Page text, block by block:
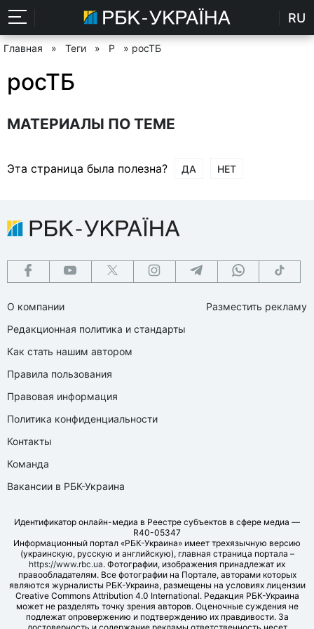
RU
Главная » Теги » Р » росТБ
росТБ
МАТЕРИАЛЫ ПО ТЕМЕ
Эта страница была полезна? ДА НЕТ
О компании
Редакционная политика и стандарты
Как стать нашим автором
Правила пользования
Правовая информация
Политика конфиденциальности
Контакты
Команда
Вакансии в РБК-Украина
Разместить рекламу
Идентификатор онлайн-медиа в Реестре субъектов в сфере медиа —
R40-05347
Информационный портал «РБК-Украина» имеет трехязычную версию
(украинскую, русскую и английскую), главная страница портала –
https://www.rbc.ua. Фотографии, изображения принадлежат их
правообладателям. Все фотографии на Портале, авторами которых
являются журналисты РБК-Украина, размещены на условиях лицензии
Creative Commons Attribution 4.0 International. Редакция РБК-Украина
может не разделять точку зрения авторов. Оценочные суждения не
подлежат опровержению и подтверждению их правдивости. За